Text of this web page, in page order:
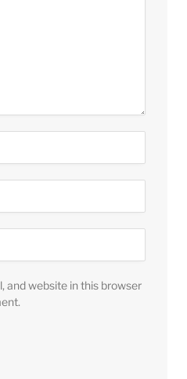
and website in this browser